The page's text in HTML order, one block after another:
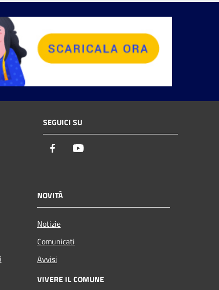
SEGUICI SU
Facebook
NOVITÀ
Notizie
Comunicati
Avvisi
VIVERE IL COMUNE